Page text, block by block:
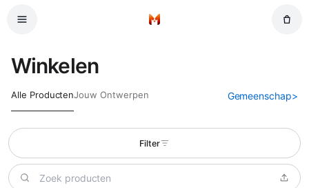
Start
Winkelen
Alle ProductenJouw Ontwerpen Gemeenschap>
Filter